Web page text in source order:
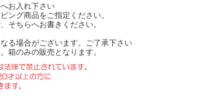
お入れ下さい
ング商品をご指定ください。
そちらへお書きください。
る場合がございます。ご了承下さい
箱のみの販売となります。